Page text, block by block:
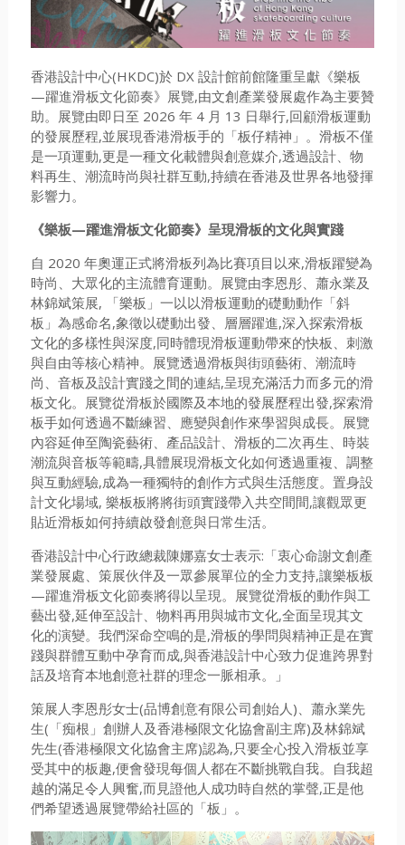
香港設計中心(HKDC)於 DX 設計館前館隆重呈獻《樂板
—躍進滑板文化節奏》展覽,由文創產業發展處作為主要贊
助。展覽由即日至 2026 年 4 月 13 日舉行,回顧滑板運動
的發展歷程,並展現香港滑板手的「板仔精神」。滑板不僅
是一項運動,更是一種文化載體與創意媒介,透過設計、物
料再生、潮流時尚與社群互動,持續在香港及世界各地發揮
影響力。
《樂板—躍進滑板文化節奏》呈現滑板的文化與實踐
自 2020 年奧運正式將滑板列為比賽項目以來,滑板躍變為
時尚、大眾化的主流體育運動。展覽由李恩彤、蕭永業及
林錦斌策展, 「樂板」一以以滑板運動的礎動動作「斜
板」為感命名,象徵以礎動出發、層層躍進,深入探索滑板
文化的多樣性與深度,同時體現滑板運動帶來的快板、刺激
與自由等核心精神。展覽透過滑板與街頭藝術、潮流時
尚、音板及設計實踐之間的連結,呈現充滿活力而多元的滑
板文化。展覽從滑板於國際及本地的發展歷程出發,探索滑
板手如何透過不斷練習、應變與創作來學習與成長。展覽
內容延伸至陶瓷藝術、產品設計、滑板的二次再生、時裝
潮流與音板等範疇,具體展現滑板文化如何透過重複、調整
與互動經驗,成為一種獨特的創作方式與生活態度。置身設
計文化場域, 樂板板將將街頭實踐帶入共空間間,讓觀眾更
貼近滑板如何持續啟發創意與日常生活。
香港設計中心行政總裁陳娜嘉女士表示:「衷心命謝文創產
業發展處、策展伙伴及一眾參展單位的全力支持,讓樂板板
—躍進滑板文化節奏將得以呈現。展覽從滑板的動作與工
藝出發,延伸至設計、物料再用與城市文化,全面呈現其文
化的演變。我們深命空鳴的是,滑板的學問與精神正是在實
踐與群體互動中孕育而成,與香港設計中心致力促進跨界對
話及培育本地創意社群的理念一脈相承。」
策展人李恩彤女士(品博創意有限公司創始人)、蕭永業先
生(「痴根」創辦人及香港極限文化協會副主席)及林錦斌
先生(香港極限文化協會主席)認為,只要全心投入滑板並享
受其中的板趣,便會發現每個人都在不斷挑戰自我。自我超
越的滿足令人興奮,而見證他人成功時自然的掌聲,正是他
們希望透過展覽帶給社區的「板」。